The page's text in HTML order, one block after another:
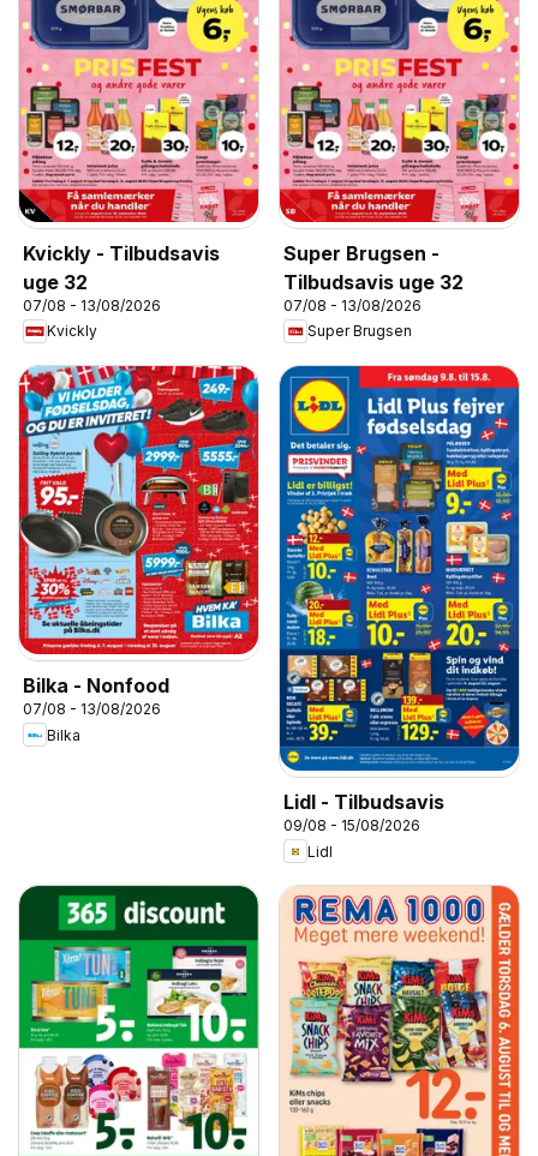
Kvickly - Tilbudsavis
uge 32
07/08 - 13/08/2026
Kvickly
Super Brugsen -
Tilbudsavis uge 32
07/08 - 13/08/2026
Super Brugsen
Bilka - Nonfood
07/08 - 13/08/2026
Bilka
Lidl - Tilbudsavis
09/08 - 15/08/2026
Lidl